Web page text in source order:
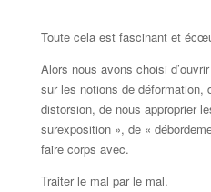
Toute cela est fascinant et
Alors nous avons choisi
sur les notions de déformation,
distorsion, de nous approprier
surexposition », de «
faire corps avec.
Traiter le mal par le mal.